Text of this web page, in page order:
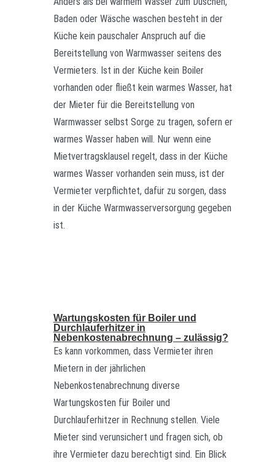
Baden oder Wäsche waschen besteht in der
Küche kein pauschaler Anspruch auf die
Bereitstellung von Warmwasser seitens des
Vermieters. Ist in der Küche kein Boiler
vorhanden oder fließt kein warmes Wasser, hat
der Mieter für die Bereitstellung von
Warmwasser selbst Sorge zu tragen, sofern er
warmes Wasser haben will. Nur wenn eine
Mietvertragsklausel regelt, dass in der Küche
warmes Wasser vorhanden sein muss, ist der
Vermieter verpflichtet, dafür zu sorgen, dass
in der Küche Warmwasserversorgung gegeben
ist.
Wartungskosten für Boiler und
Durchlauferhitzer in
Nebenkostenabrechnung – zulässig?
Es kann vorkommen, dass Vermieter ihren
Mietern in der jährlichen
Nebenkostenabrechnung diverse
Wartungskosten für Boiler und
Durchlauferhitzer in Rechnung stellen. Viele
Mieter sind verunsichert und fragen sich, ob
ihre Vermieter dazu berechtigt sind. Ein Blick